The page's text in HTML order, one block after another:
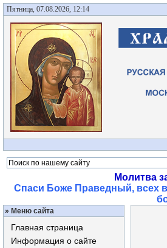
Пятница, 07.08.2026, 12:14
Молитва
Спаси Боже Праведный, всех
» Меню сайта
Главная страница
Информация о сайте